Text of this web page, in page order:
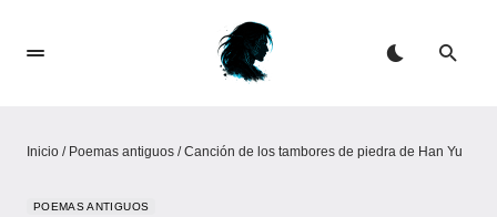
Inicio / Poemas antiguos /Canción de los tambores de piedra de Han Yu
POEMAS ANTIGUOS